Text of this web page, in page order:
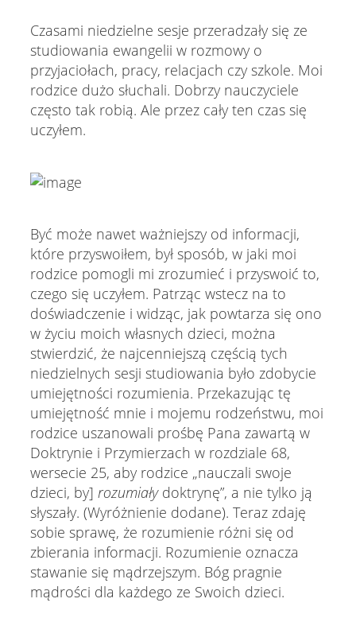
Czasami niedzielne sesje przeradzały się ze
studiowania ewangelii w rozmowy o
przyjaciołach, pracy, relacjach czy szkole. Moi
rodzice dużo słuchali. Dobrzy nauczyciele
często tak robią. Ale przez cały ten czas się
uczyłem.
Być może nawet ważniejszy od informacji,
które przyswoiłem, był sposób, w jaki moi
rodzice pomogli mi zrozumieć i przyswoić to,
czego się uczyłem. Patrząc wstecz na to
doświadczenie i widząc, jak powtarza się ono
w życiu moich własnych dzieci, można
stwierdzić, że najcenniejszą częścią tych
niedzielnych sesji studiowania było zdobycie
umiejętności rozumienia. Przekazując tę
umiejętność mnie i mojemu rodzeństwu, moi
rodzice uszanowali prośbę Pana zawartą w
Doktrynie i Przymierzach w rozdziale 68,
wersecie 25, aby rodzice „nauczali swoje
dzieci, by] rozumiałydoktrynę”, a nie tylko ją
słyszały. (Wyróżnienie dodane). Teraz zdaję
sobie sprawę, że rozumienie różni się od
zbierania informacji. Rozumienie oznacza
stawanie się mądrzejszym. Bóg pragnie
mądrości dla każdego ze Swoich dzieci.